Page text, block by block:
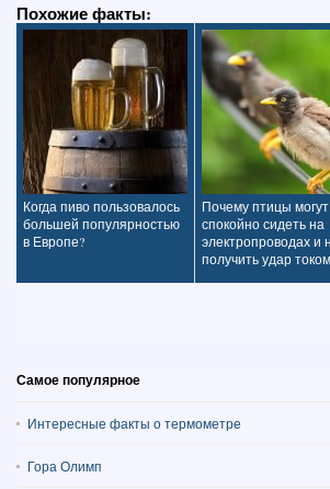
Похожие факты:
Когда пиво пользовалось
большей популярностью
в Европе?
Почему птицы могут
спокойно сидеть на
электропроводах и
получить удар
Самое популярное
Интересные факты о термометре
Гора Олимп